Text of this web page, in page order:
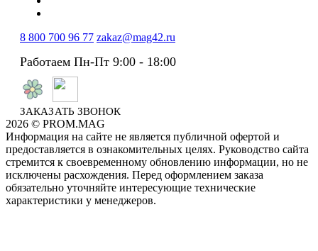
8 800 700 96 77 zakaz@mag42.ru
Работаем Пн-Пт 9:00 - 18:00
ЗАКАЗАТЬ ЗВОНОК
2026 © PROM.MAG
Информация на сайте не является публичной офертой и
предоставляется в ознакомительных целях. Руководство сайта
стремится к своевременному обновлению информации, но не
исключены расхождения. Перед оформлением заказа
обязательно уточняйте интересующие технические
характеристики у менеджеров.